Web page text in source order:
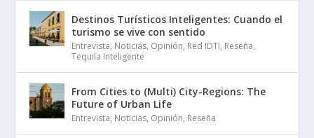
Destinos Turísticos Inteligentes: Cuando el
turismo se vive con sentido
Entrevista, Noticias, Opinión, Red IDTI, Reseña,
Tequila Inteligente
From Cities to (Multi) City-Regions: The
Future of Urban Life
Entrevista, Noticias, Opinión, Reseña